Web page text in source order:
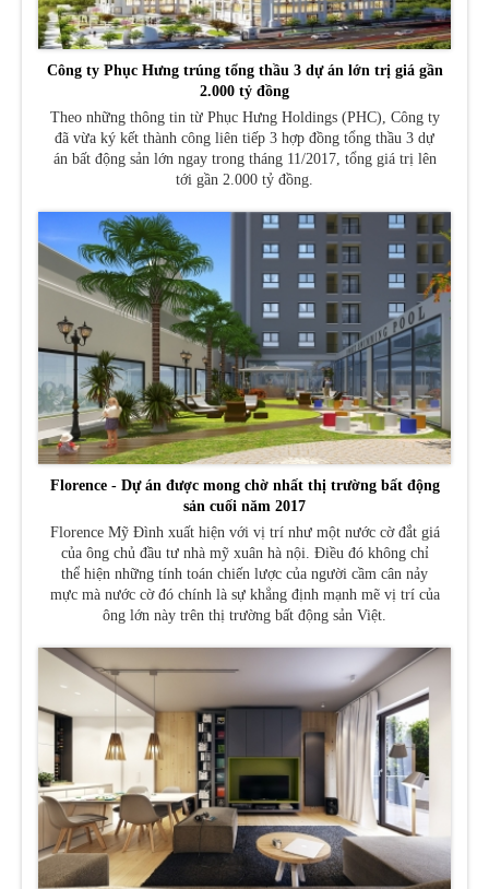
Công ty Phục Hưng trúng tổng thầu 3 dự án lớn trị giá gần
2.000 tỷ đồng
Theo những thông tin từ Phục Hưng Holdings (PHC), Công ty
đã vừa ký kết thành công liên tiếp 3 hợp đồng tổng thầu 3 dự
án bất động sản lớn ngay trong tháng 11/2017, tổng giá trị lên
tới gần 2.000 tỷ đồng.
Florence - Dự án được mong chờ nhất thị trường bất động
sản cuối năm 2017
Florence Mỹ Đình xuất hiện với vị trí như một nước cờ đắt giá
của ông chủ đầu tư nhà mỹ xuân hà nội. Điều đó không chỉ
thể hiện những tính toán chiến lược của người cầm cân nảy
mực mà nước cờ đó chính là sự khẳng định mạnh mẽ vị trí của
ông lớn này trên thị trường bất động sản Việt.